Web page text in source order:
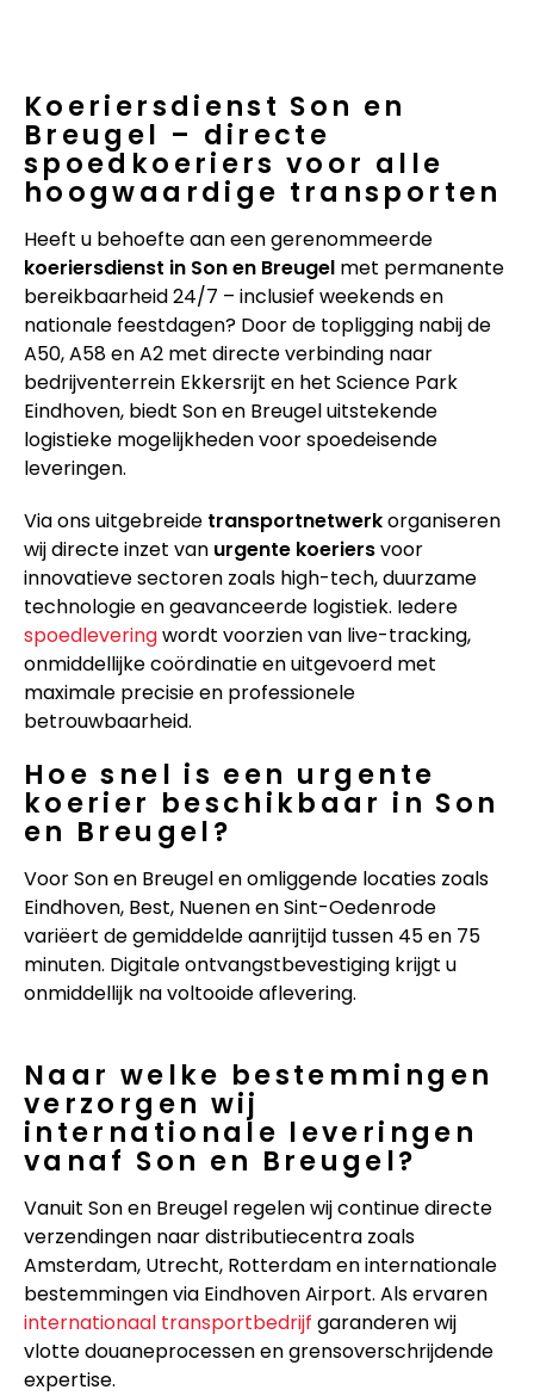
Koeriersdienst Son en
Breugel – directe
spoedkoeriers voor alle
hoogwaardige transporten
Heeft u behoefte aan een gerenommeerde
koeriersdienst in Son en Breugel met permanente
bereikbaarheid 24/7 – inclusief weekends en
nationale feestdagen? Door de topligging nabij de
A50, A58 en A2 met directe verbinding naar
bedrijventerrein Ekkersrijt en het Science Park
Eindhoven, biedt Son en Breugel uitstekende
logistieke mogelijkheden voor spoedeisende
leveringen.
Via ons uitgebreide transportnetwerkorganiseren
wij directe inzet van urgente koeriersvoor
innovatieve sectoren zoals high-tech, duurzame
technologie en geavanceerde logistiek. Iedere
spoedleveringwordt voorzien van live-tracking,
onmiddellijke coördinatie en uitgevoerd met
maximale precisie en professionele
betrouwbaarheid.
Hoe snel is een urgente
koerier beschikbaar in Son
en Breugel?
Voor Son en Breugel en omliggende locaties zoals
Eindhoven, Best, Nuenen en Sint-Oedenrode
variëert de gemiddelde aanrijtijd tussen 45 en 75
minuten. Digitale ontvangstbevestiging krijgt u
onmiddellijk na voltooide aflevering.
Naar welke bestemmingen
verzorgen wij
internationale leveringen
vanaf Son en Breugel?
Vanuit Son en Breugel regelen wij continue directe
verzendingen naar distributiecentra zoals
Amsterdam, Utrecht, Rotterdam en internationale
bestemmingen via Eindhoven Airport. Als ervaren
internationaal transportbedrijf garanderen wij
vlotte douaneprocessen en grensoverschrijdende
expertise.